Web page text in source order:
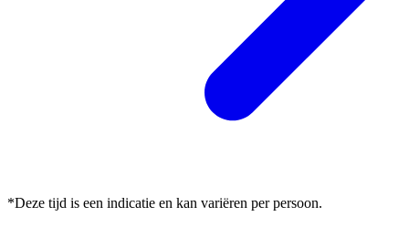
*Deze tijd is een indicatie en kan variëren per persoon.